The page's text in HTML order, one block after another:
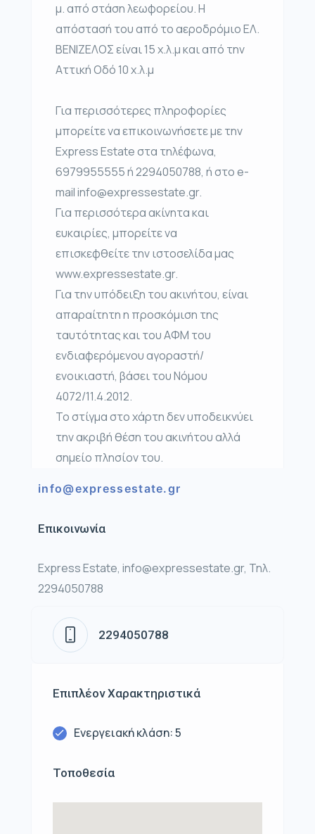
μ. από στάση λεωφορείου. Η
απόστασή του από το αεροδρόμιο ΕΛ.
ΒΕΝΙΖΕΛΟΣ είναι 15 χ.λ.μ και από την
Αττική Οδό 10 χ.λ.μ
Για περισσότερες πληροφορίες
μπορείτε να επικοινωνήσετε με την
Express Estate στα τηλέφωνα,
6979955555 ή 2294050788, ή στο e-
mail info@expressestate.gr.
Για περισσότερα ακίνητα και
ευκαιρίες, μπορείτε να
επισκεφθείτε την ιστοσελίδα μας
www.expressestate.gr.
Για την υπόδειξη του ακινήτου, είναι
απαραίτητη η προσκόμιση της
ταυτότητας και του ΑΦΜ του
ενδιαφερόμενου αγοραστή/
ενοικιαστή, βάσει του Νόμου
4072/11.4.2012.
Το στίγμα στο χάρτη δεν υποδεικνύει
την ακριβή θέση του ακινήτου αλλά
σημείο πλησίον του.
info@expressestate.gr
Επικοινωνία
Express Estate, info@expressestate.gr, Τηλ.
2294050788
2294050788
Επιπλέον Χαρακτηριστικά
Ενεργειακή κλάση: 5
Τοποθεσία